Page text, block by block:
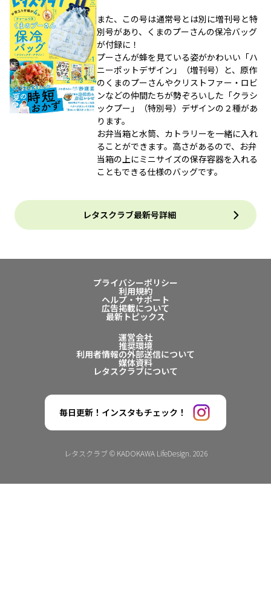
また、この号は通常号とは別に増刊号と特
別号があり、くまのプーさんの保冷バッグ
が付録に！
プーさんが蜂を見ている姿がかわいい「ハ
ニーポットデザイン」（増刊号）と、原作
のくまのプーさんやクリストファー・ロビ
ンなどの仲間たちが勢ぞろいした「クラシ
ックプー」（特別号）デザインの２種があ
ります。
お弁当箱と水筒、カトラリーを一緒に入れ
ることができます。高さがあるので、お弁
当箱の上にミニサイズの保存容器を入れる
こともできる仕様のバッグです。
レタスクラブ最新号詳細
プライバシーポリシー
利用規約
ヘルプ・サポート
広告掲載について
最新トピックス
運営会社
推奨環境
利用者情報の外部送信について
媒体資料
レタスクラブについて
毎日更新！インスタもチェック！
レタスクラブ © KADOKAWA LifeDesign. 2026